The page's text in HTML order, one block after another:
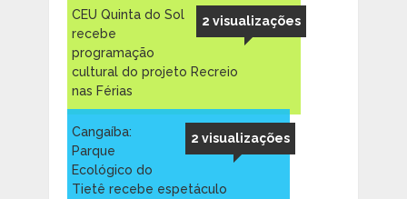
2 visualizações
CEU Quinta do Sol
recebe
programação
cultural do projeto Recreio
nas Férias
2 visualizações
Cangaíba:
Parque
Ecológico do
Tietê recebe espetáculo